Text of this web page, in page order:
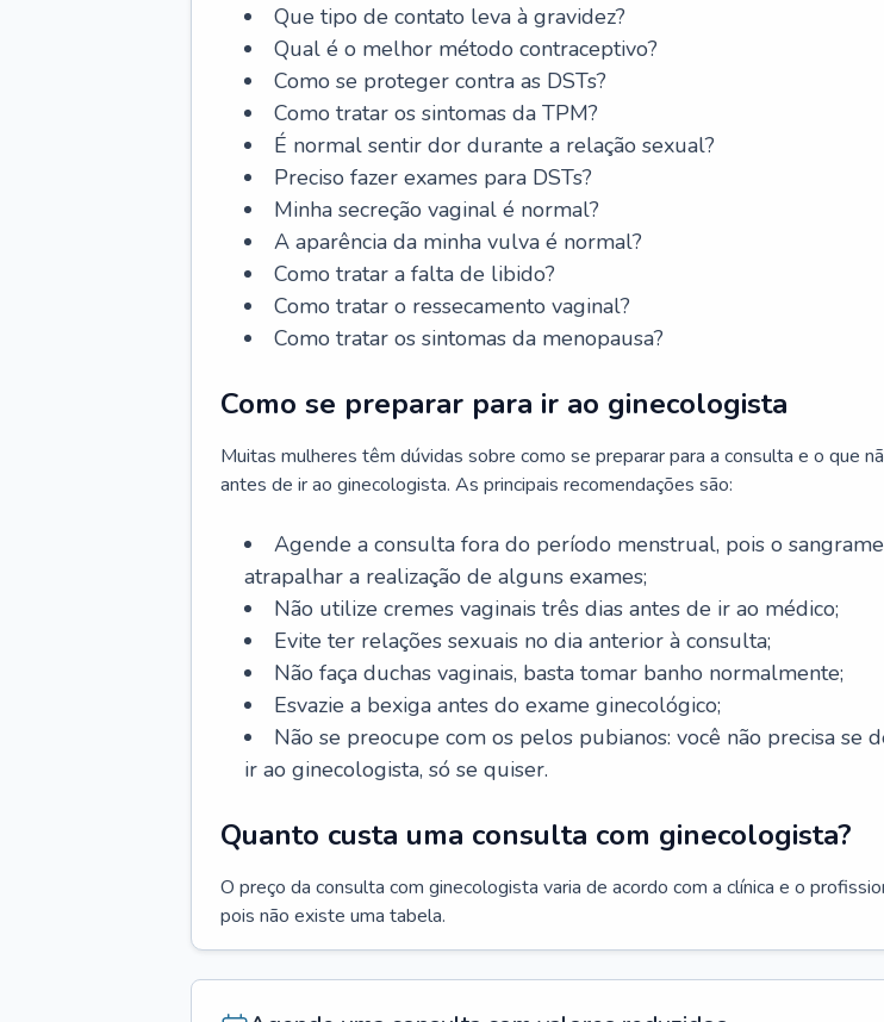
Que tipo de contato leva à gravidez?
Qual é o melhor método contraceptivo?
Como se proteger contra as DSTs?
Como tratar os sintomas da TPM?
É normal sentir dor durante a relação sexual?
Preciso fazer exames para DSTs?
Minha secreção vaginal é normal?
A aparência da minha vulva é normal?
Como tratar a falta de libido?
Como tratar o ressecamento vaginal?
Como tratar os sintomas da menopausa?
Como se preparar para ir ao ginecologista
Muitas mulheres têm dúvidas sobre como se preparar para a consulta e o que
antes de ir ao ginecologista. As principais recomendações são:
Agende a consulta fora do período menstrual, pois o
atrapalhar a realização de alguns exames;
Não utilize cremes vaginais três dias antes de ir ao médico;
Evite ter relações sexuais no dia anterior à consulta;
Não faça duchas vaginais, basta tomar banho normalmente;
Esvazie a bexiga antes do exame ginecológico;
Não se preocupe com os pelos pubianos: você não precisa se
ir ao ginecologista, só se quiser.
Quanto custa uma consulta com ginecologista?
O preço da consulta com ginecologista varia de acordo com a clínica e o
pois não existe uma tabela.